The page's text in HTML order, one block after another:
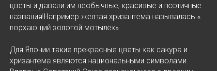
цветы и давали им необычные, красивые и поэтичные
названия!Например желтая хризантема называлась «
порхающий золотой мотылек».
Для Японии такие прекрасные цветы как сакура и
хризантема являются национальными символами.